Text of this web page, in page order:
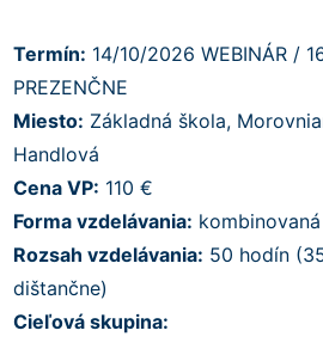
Termín: 14/10/2026 WEBINÁR /
PREZENČNE
Miesto: Základná škola,
Handlová
Cena VP: 110 €
Forma vzdelávania: kombinovaná
Rozsah vzdelávania: 50 hodín
dištančne)
Cieľová skupina: